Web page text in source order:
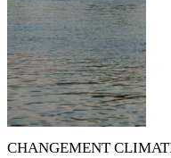
CHANGEMENT